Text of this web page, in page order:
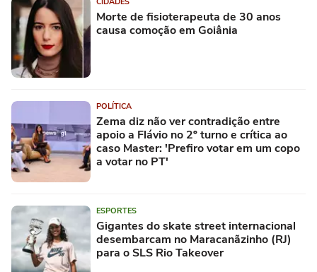
Morte de fisioterapeuta de 30 anos
causa comoção em Goiânia
POLÍTICA
Zema diz não ver contradição entre
apoio a Flávio no 2º turno e crítica ao
caso Master: 'Prefiro votar em um copo
a votar no PT'
ESPORTES
Gigantes do skate street internacional
desembarcam no Maracanãzinho (RJ)
para o SLS Rio Takeover